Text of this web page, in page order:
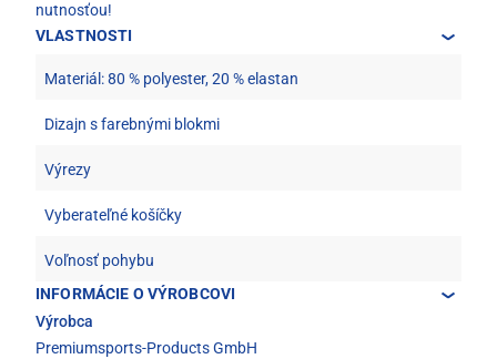
nutnosťou!
VLASTNOSTI
Materiál: 80 % polyester, 20 % elastan
Dizajn s farebnými blokmi
Výrezy
Vyberateľné košíčky
Voľnosť pohybu
INFORMÁCIE O VÝROBCOVI
Výrobca
Premiumsports-Products GmbH